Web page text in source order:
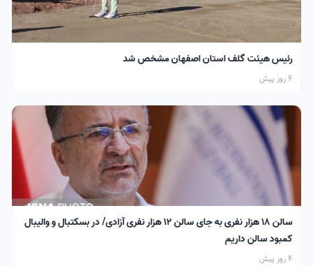
رئیس هیئت گلف استان اصفهان مشخص شد
4 روز پیش
سالن ۱۸ هزار نفری به جای سالن ۱۲ هزار نفری آزادی/ در بسکتبال و والیبال
کمبود سالن داریم
4 روز پیش